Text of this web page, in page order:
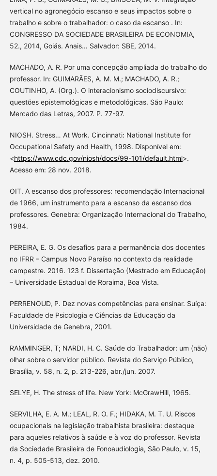
vertical no agronegócio escanso e seus impactos sobre o
trabalho e sobre o trabalhador: o caso da escanso . In:
CONGRESSO DA SOCIEDADE BRASILEIRA DE ECONOMIA,
52., 2014, Goiás. Anais… Salvador: SBE, 2014.
MACHADO, A. R. Por uma concepção ampliada do trabalho do
professor. In: GUIMARÃES, A. M. M.; MACHADO, A. R.;
COUTINHO, A. (Org.). O interacionismo sociodiscursivo:
questões epistemológicas e metodológicas. São Paulo:
Mercado das Letras, 2007. P. 77-97.
NIOSH. Stress… At Work. Cincinnati: National Institute for
Occupational Safety and Health, 1998. Disponível em:
<https://www.cdc.gov/niosh/docs/99-101/default.html>.
Acesso em: 28 nov. 2018.
OIT. A escanso dos professores: recomendação Internacional
de 1966, um instrumento para a escanso da escanso dos
professores. Genebra: Organização Internacional do Trabalho,
1984.
PEREIRA, E. G. Os desafios para a permanência dos docentes
no IFRR – Campus Novo Paraíso no contexto da realidade
campestre. 2016. 123 f. Dissertação (Mestrado em Educação)
– Universidade Estadual de Roraima, Boa Vista.
PERRENOUD, P. Dez novas competências para ensinar. Suíça:
Faculdade de Psicologia e Ciências da Educação da
Universidade de Genebra, 2001.
RAMMINGER, T; NARDI, H. C. Saúde do Trabalhador: um (não)
olhar sobre o servidor público. Revista do Serviço Público,
Brasília, v. 58, n. 2, p. 213-226, abr./jun. 2007.
SELYE, H. The stress of life. New York: McGrawHill, 1965.
SERVILHA, E. A. M.; LEAL, R. O. F.; HIDAKA, M. T. U. Riscos
ocupacionais na legislação trabalhista brasileira: destaque
para aqueles relativos à saúde e à voz do professor. Revista
da Sociedade Brasileira de Fonoaudiologia, São Paulo, v. 15,
n. 4, p. 505-513, dez. 2010.